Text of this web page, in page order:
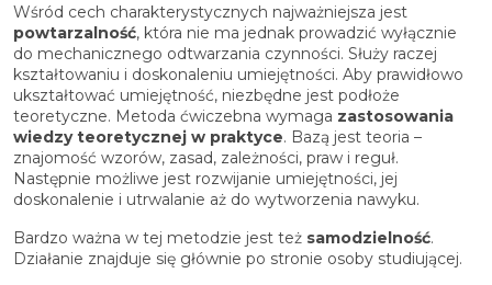
Wśród cech charakterystycznych najważniejsza jest
powtarzalność, która nie ma jednak prowadzić wyłącznie
do mechanicznego odtwarzania czynności. Służy raczej
kształtowaniu i doskonaleniu umiejętności. Aby prawidłowo
ukształtować umiejętność, niezbędne jest podłoże
teoretyczne. Metoda ćwiczebna wymaga zastosowania
wiedzy teoretycznej w praktyce. Bazą jest teoria –
znajomość wzorów, zasad, zależności, praw i reguł.
Następnie możliwe jest rozwijanie umiejętności, jej
doskonalenie i utrwalanie aż do wytworzenia nawyku.
Bardzo ważna w tej metodzie jest też samodzielność.
Działanie znajduje się głównie po stronie osoby studiującej.